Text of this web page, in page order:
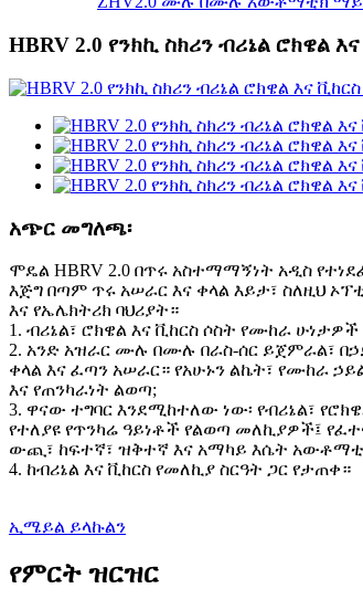
HBRV 2.0 የንክኪ ስክሪን ብሪኔል ሮክዌል
አጭር መግለጫ፡
ሞዴል HBRV 2.0 በጥሩ አስተማማኝነት አዲስ
እጅግ በጣም ጥሩ አሠራር እና ቀላል እይታ፣ ስለዚህ
እና የኤሌክትሪክ ባህሪያት።
1. ብሪኔል፣ ሮክዌል እና ቪከርስ ሶስት የሙከራ
2. አንድ አዝራር ሙሉ በሙሉ በራስ-ሰር ይጀምራል፣
ቀላል እና ፈጣን አሠራር። የአሁኑን ልኬት፣ የሙከራ
እና የጠንካራነት ልወጣ;
3. ዋናው ተግባር እንደሚከተለው ነው፡ የብሪኔል፣
የተለያዩ የጥንካሬ ዓይነቶች የልወጣ
ውጪ፣ ከፍተኛ፣ ዝቅተኛ እና አማካይ እሴት
4. ከብሪኔል እና ቪከርስ የመለኪያ ስርዓት ጋር የታጠቀ።
ኢሜይል ይላኩልን
የምርት ዝርዝር